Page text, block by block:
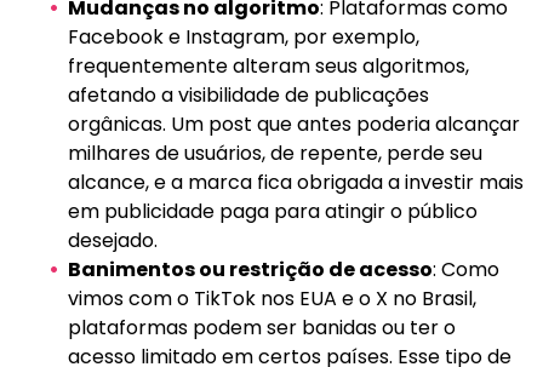
Mudanças no algoritmo: Plataformas como
Facebook e Instagram, por exemplo,
frequentemente alteram seus algoritmos,
afetando a visibilidade de publicações
orgânicas. Um post que antes poderia alcançar
milhares de usuários, de repente, perde seu
alcance, e a marca fica obrigada a investir mais
em publicidade paga para atingir o público
desejado.
Banimentos ou restrição de acesso: Como
vimos com o TikTok nos EUA e o X no Brasil,
plataformas podem ser banidas ou ter o
acesso limitado em certos países. Esse tipo de